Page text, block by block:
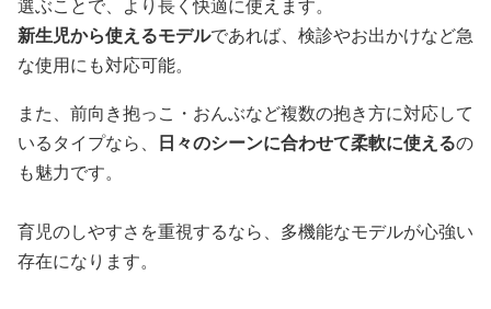
選ぶことで、より長く快適に使えます。
新生児から使えるモデルであれば、検診やお出かけなど急
な使用にも対応可能。
また、前向き抱っこ・おんぶなど複数の抱き方に対応して
いるタイプなら、 日々のシーンに合わせて柔軟に使えるの
も魅力です。
育児のしやすさを重視するなら、多機能なモデルが心強い
存在になります。